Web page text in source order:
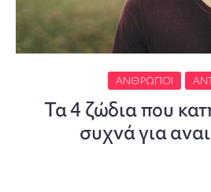
ΆΝΘΡΩΠΟΙ
Τα 4 ζώδια που
συχνά για